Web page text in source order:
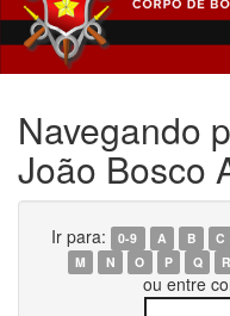
Navegando
João Bosco
Ir para: 0-9 A B C
M
N O P Q R
ou entre